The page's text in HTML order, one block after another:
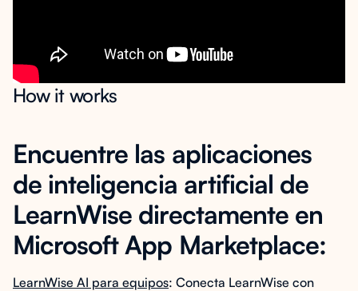
How it works
Encuentre las aplicaciones
de inteligencia artificial de
LearnWise directamente en
Microsoft App Marketplace:
LearnWise AI para equipos: Conecta LearnWise con